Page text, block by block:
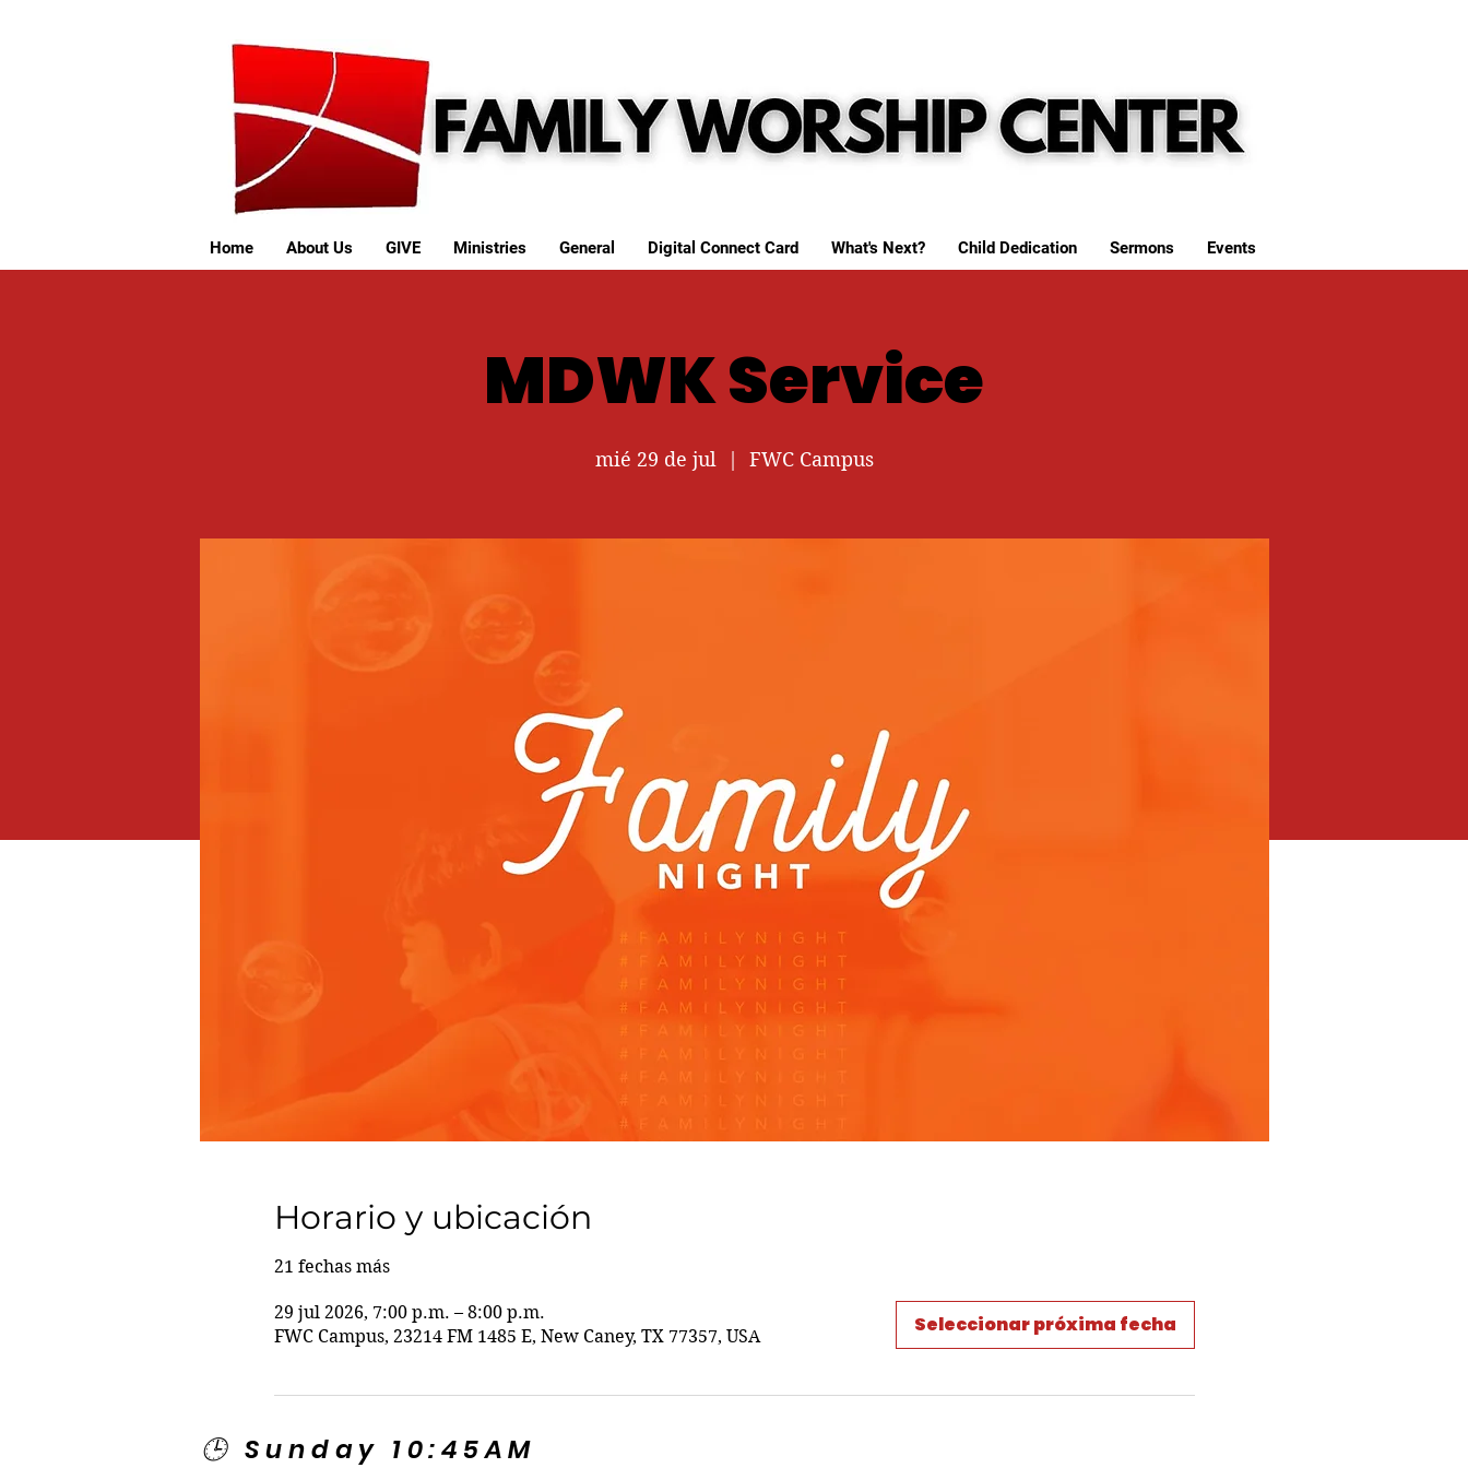
Home About Us GIVE Ministries General Digital Connect Card What's Next? Child Dedication Sermons Events
MDWK Service
mié 29 de jul FWC Campus
Horario y ubicación
21 fechas más
29 jul 2026, 7:00 p.m. – 8:00 p.m.
FWC Campus, 23214 FM 1485 E, New Caney, TX 77357, USA
Seleccionar próxima fecha
🕒 Sunday 10:45AM